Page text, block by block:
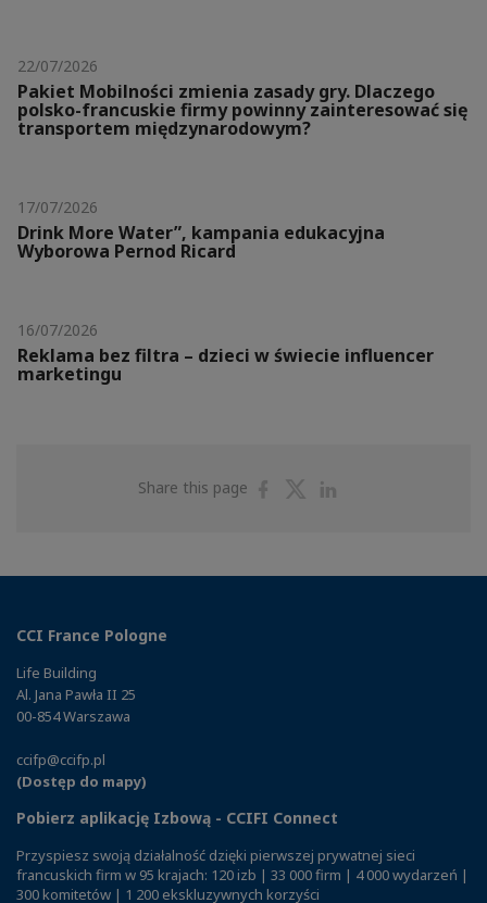
22/07/2026
Pakiet Mobilności zmienia zasady gry. Dlaczego
polsko-francuskie firmy powinny zainteresować się
transportem międzynarodowym?
17/07/2026
Drink More Water”, kampania edukacyjna
Wyborowa Pernod Ricard
16/07/2026
Reklama bez filtra – dzieci w świecie influencer
marketingu
Share this page
ShareShare
CCI France Pologne
Life Building
Al. Jana Pawła II 25
00-854 Warszawa
ccifp@ccifp.pl
(Dostęp do mapy)
Pobierz aplikację Izbową - CCIFI Connect
Przyspiesz swoją działalność dzięki pierwszej prywatnej sieci
francuskich firm w 95 krajach: 120 izb | 33 000 firm | 4 000 wydarzeń |
300 komitetów | 1 200 ekskluzywnych korzyści